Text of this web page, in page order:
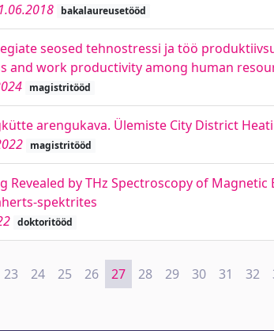
bakalaureusetööd
seosed tehnostressi ja töö
and work productivity among human
magistritööd
arengukava. Ülemiste City District
magistritööd
Revealed by THz Spectroscopy of
spektrites
doktoritööd
23 24 25 26 27 28 29 30 31 32